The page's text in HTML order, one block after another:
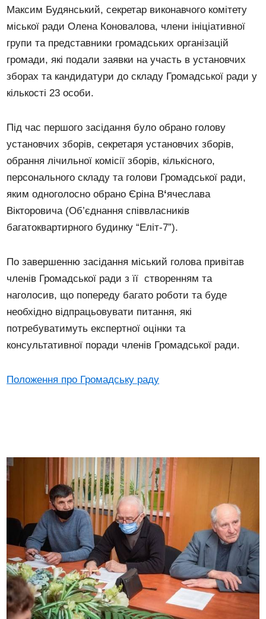
Максим Будянський, секретар виконавчого комітету
міської ради Олена Коновалова, члени ініціативної
групи та представники громадських організацій
громади, які подали заявки на участь в установчих
зборах та кандидатури до складу Громадської ради у
кількості 23 особи.
Під час першого засідання було обрано голову
установчих зборів, секретаря установчих зборів,
обрання лічильної комісії зборів, кількісного,
персонального складу та голови Громадської ради,
яким одноголосно обрано Єріна В‘ячеслава
Вікторовича (Об’єднання співвласників
багатоквартирного будинку “Еліт-7”).
По завершенню засідання міський голова привітав
членів Громадської ради з її створенням та
наголосив, що попереду багато роботи та буде
необхідно відпрацьовувати питання, які
потребуватимуть експертної оцінки та
консультативної поради членів Громадської ради.
Положення про Громадську раду